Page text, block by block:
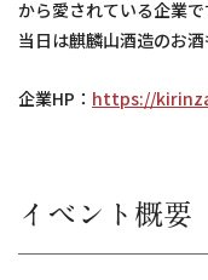
から愛されている企業で
当日は麒麟山酒造のお酒
企業HP： https://
イベント概要